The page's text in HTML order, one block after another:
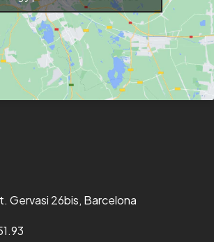
Gervasi 26bis, Barcelona